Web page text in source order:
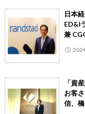
日本
ED&I
兼
「資
お客
信、